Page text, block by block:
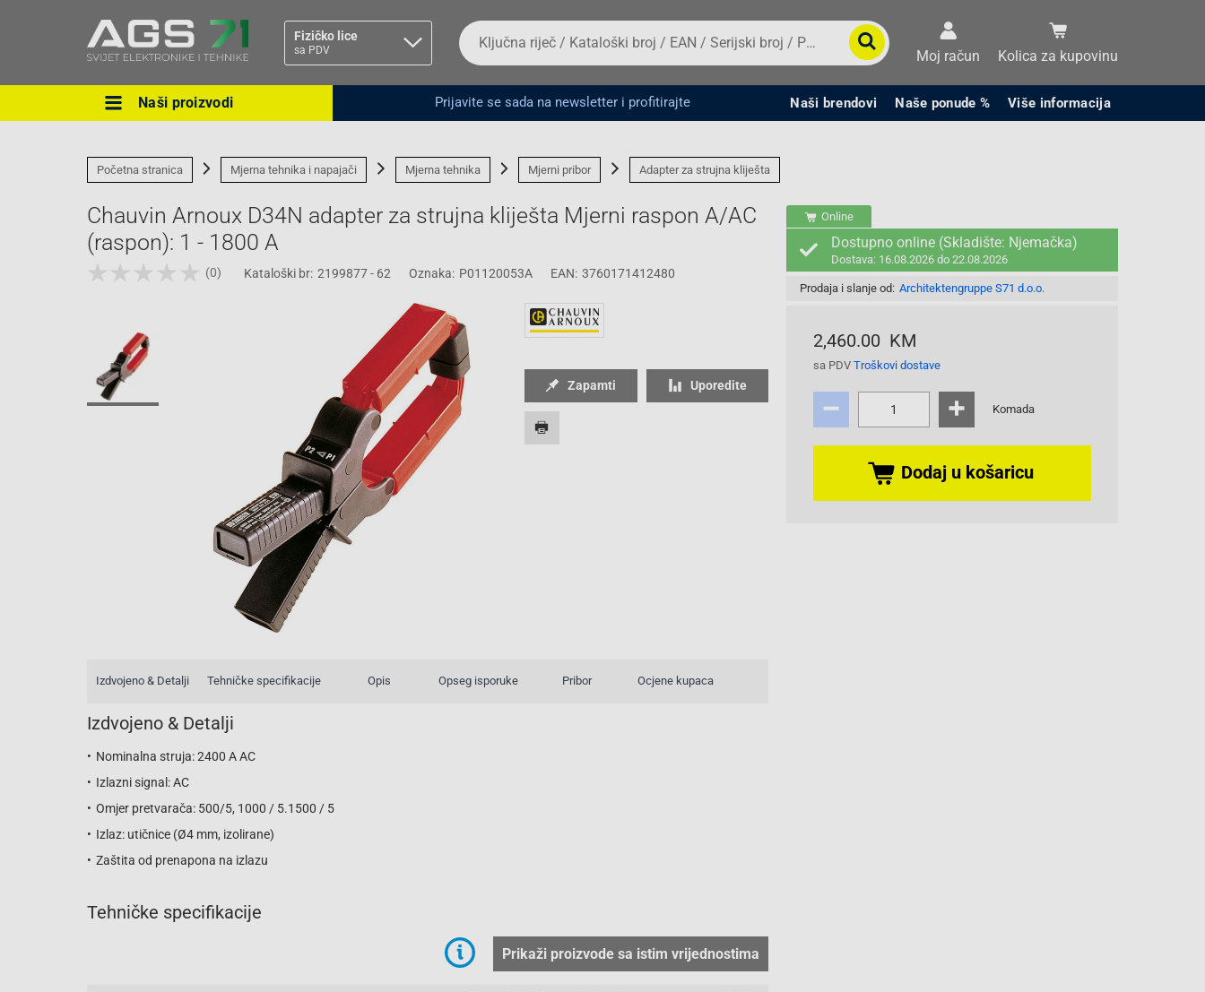
Fizičko lice
sa PDV
Ova postavka prilagođava asortiman proizvoda i
Pravno lice Fizičko lice
Da
biste
potražili
proizvod,
unesite
broj,
EAN
serijski
Moj račun Kolica za kupovinu
Naši proizvodi Prijavite se sada na newsletter i profitirajte Naši brendovi Naše ponude % Više informacija
Početna stranica Mjerna tehnika i napajači Mjerna tehnika Mjerni pribor Adapter za strujna kliješta
Chauvin Arnoux D34N adapter za strujna kliješta Mjerni raspon A/AC
(raspon): 1 - 1800 A
(0) Kataloški br: 2199877 - 62 Oznaka: P01120053A EAN: 3760171412480
Online
Dostupno online (Skladište: Njemačka)
Dostava: 16.08.2026 do 22.08.2026
Prodaja i slanje od: Architektengruppe S71 d.o.o.
2,460.00 KM
sa PDV Troškovi dostave
Komada
Dodaj u košaricu
Zapamti Uporedite
Izdvojeno & Detalji Tehničke specifikacije Opis Opseg isporuke Pribor Ocjene kupaca
Izdvojeno & Detalji
Nominalna struja: 2400 A AC
Izlazni signal: AC
Omjer pretvarača: 500/5, 1000 / 5.1500 / 5
Izlaz: utičnice (Ø4 mm, izolirane)
Zaštita od prenapona na izlazu
Tehničke specifikacije
Prikaži proizvode sa istim vrijednostima